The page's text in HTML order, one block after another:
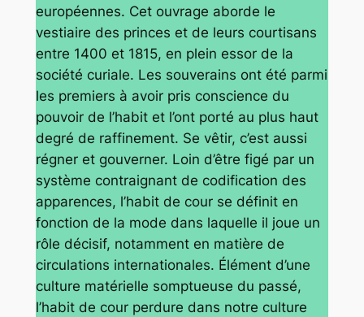
européennes. Cet ouvrage aborde le
vestiaire des princes et de leurs courtisans
entre 1400 et 1815, en plein essor de la
société curiale. Les souverains ont été parmi
les premiers à avoir pris conscience du
pouvoir de l’habit et l’ont porté au plus haut
degré de raffinement. Se vêtir, c’est aussi
régner et gouverner. Loin d’être figé par un
système contraignant de codification des
apparences, l’habit de cour se définit en
fonction de la mode dans laquelle il joue un
rôle décisif, notamment en matière de
circulations internationales. Élément d’une
culture matérielle somptueuse du passé,
l’habit de cour perdure dans notre culture